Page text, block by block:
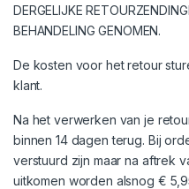
DERGELIJKE
BEHANDELING GENOMEN.
De kosten voor het retour
klant.
Na het verwerken van je
binnen 14 dagen terug. Bij
verstuurd zijn maar na aftrek
uitkomen worden alsnog €